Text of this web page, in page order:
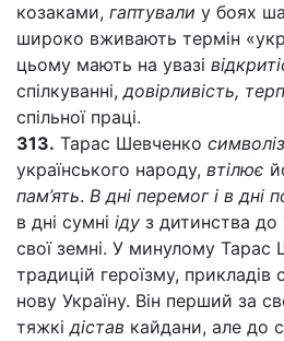
козаками, гаптували у боях
широко вживають термін
цьому мають на увазі
спілкуванні,довірливість,
спільної праці.
313. Тарас Шевченко
українського народу, втілює
пам’ять. В дні перемог і в дні
в дні сумні іду з дитинства до
свої земні. У минулому
традицій героїзму,
нову Україну. Він перший за
тяжкідістав кайдани, але до